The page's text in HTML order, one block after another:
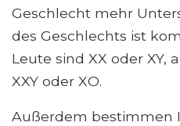
Geschlecht mehr
des Geschlechts ist
Leute sind XX oder XY,
XXY oder XO.
Außerdem bestimmen